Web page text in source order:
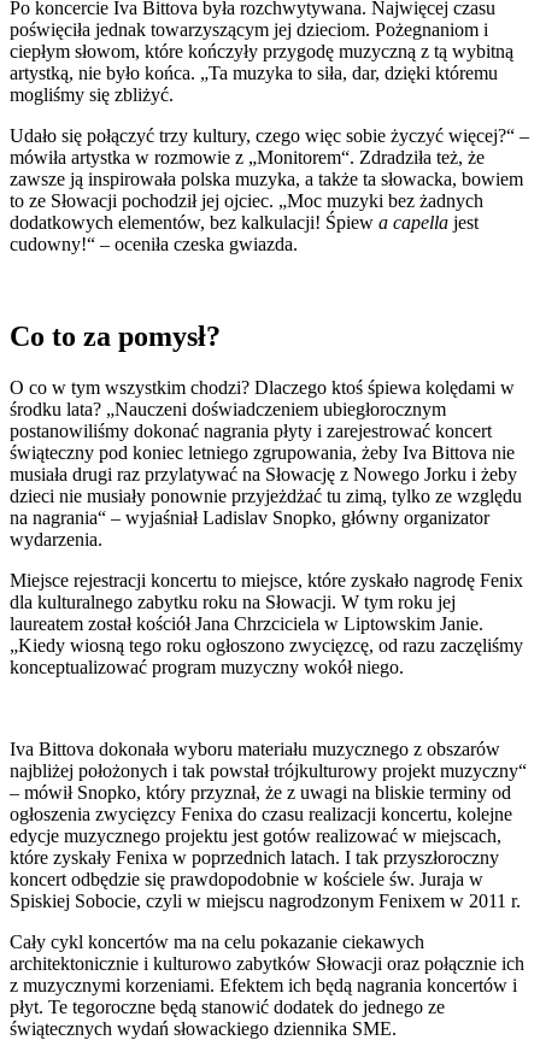
Po koncercie Iva Bittova była rozchwytywana. Najwięcej czasu
poświęciła jednak towarzyszącym jej dzieciom. Pożegnaniom i
ciepłym słowom, które kończyły przygodę muzyczną z tą wybitną
artystką, nie było końca. „Ta muzyka to siła, dar, dzięki któremu
mogliśmy się zbliżyć.
Udało się połączyć trzy kultury, czego więc sobie życzyć więcej?“ –
mówiła artystka w rozmowie z „Monitorem“. Zdradziła też, że
zawsze ją inspirowała polska muzyka, a także ta słowacka, bowiem
to ze Słowacji pochodził jej ojciec. „Moc muzyki bez żadnych
dodatkowych elementów, bez kalkulacji! Śpiew a capella jest
cudowny!“ – oceniła czeska gwiazda.
Co to za pomysł?
O co w tym wszystkim chodzi? Dlaczego ktoś śpiewa kolędami w
środku lata? „Nauczeni doświadczeniem ubiegłorocznym
postanowiliśmy dokonać nagrania płyty i zarejestrować koncert
świąteczny pod koniec letniego zgrupowania, żeby Iva Bittova nie
musiała drugi raz przylatywać na Słowację z Nowego Jorku i żeby
dzieci nie musiały ponownie przyjeżdżać tu zimą, tylko ze względu
na nagrania“ – wyjaśniał Ladislav Snopko, główny organizator
wydarzenia.
Miejsce rejestracji koncertu to miejsce, które zyskało nagrodę Fenix
dla kulturalnego zabytku roku na Słowacji. W tym roku jej
laureatem został kościół Jana Chrzciciela w Liptowskim Janie.
„Kiedy wiosną tego roku ogłoszono zwycięzcę, od razu zaczęliśmy
konceptualizować program muzyczny wokół niego.
Iva Bittova dokonała wyboru materiału muzycznego z obszarów
najbliżej położonych i tak powstał trójkulturowy projekt muzyczny“
– mówił Snopko, który przyznał, że z uwagi na bliskie terminy od
ogłoszenia zwycięzcy Fenixa do czasu realizacji koncertu, kolejne
edycje muzycznego projektu jest gotów realizować w miejscach,
które zyskały Fenixa w poprzednich latach. I tak przyszłoroczny
koncert odbędzie się prawdopodobnie w kościele św. Juraja w
Spiskiej Sobocie, czyli w miejscu nagrodzonym Fenixem w 2011 r.
Cały cykl koncertów ma na celu pokazanie ciekawych
architektonicznie i kulturowo zabytków Słowacji oraz połącznie ich
z muzycznymi korzeniami. Efektem ich będą nagrania koncertów i
płyt. Te tegoroczne będą stanowić dodatek do jednego ze
świątecznych wydań słowackiego dziennika SME.